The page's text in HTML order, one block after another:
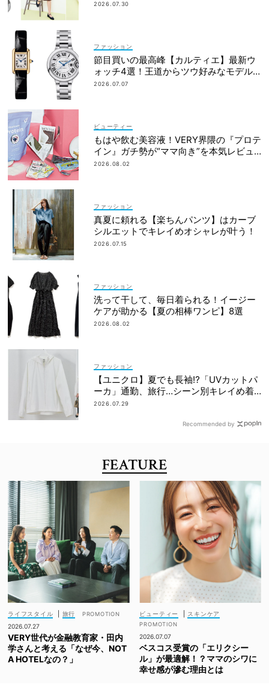
鮮度アップに◎
2026.07.30
ファッション
節目買いの最高峰【カルティエ】最新ウ
ォッチ4選！王道からツウ好みなモデル
まで
2026.07.07
ビューティー
もはや飲む美容液！VERY界隈の『プロテ
イン』ガチ勢が“ママ向き”を本気レビュ
ー
2026.08.02
ファッション
真夏に頼れる【楽ちんパンツ】はカーブ
シルエットでキレイめオシャレが叶う！
2026.07.15
ファッション
洗って干して、毎日着られる！イージー
ケアが助かる【夏の相棒ワンピ】8選
2026.08.02
ファッション
【ユニクロ】夏でも長袖⁉「UVカットパ
ーカ」通勤、旅行…シーン別キレイめ着
こなし3選
2026.07.29
Recommended by
FEATURE
ライフスタイル
旅行
2026.07.27
VERY世代が金融教育家・田内
学さんと考える「なぜ今、NOT
A HOTELなの？」
ビューティー スキンケア
2026.07.07
ベスコス受賞の「エリクシー
ル」が最適解！？ママのシワに
幸せ感が滲む理由とは